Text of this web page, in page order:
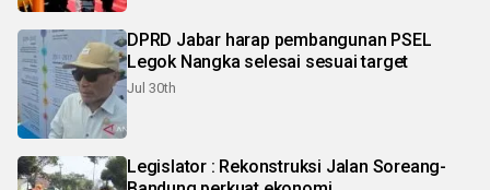
DPRD Jabar harap pembangunan PSEL
Legok Nangka selesai sesuai target
Jul 30th
Legislator : Rekonstruksi Jalan Soreang-